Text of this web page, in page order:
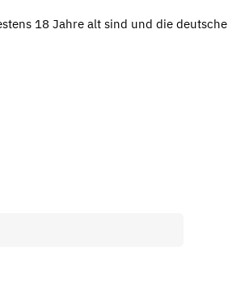
18 Jahre alt sind und die deutsche